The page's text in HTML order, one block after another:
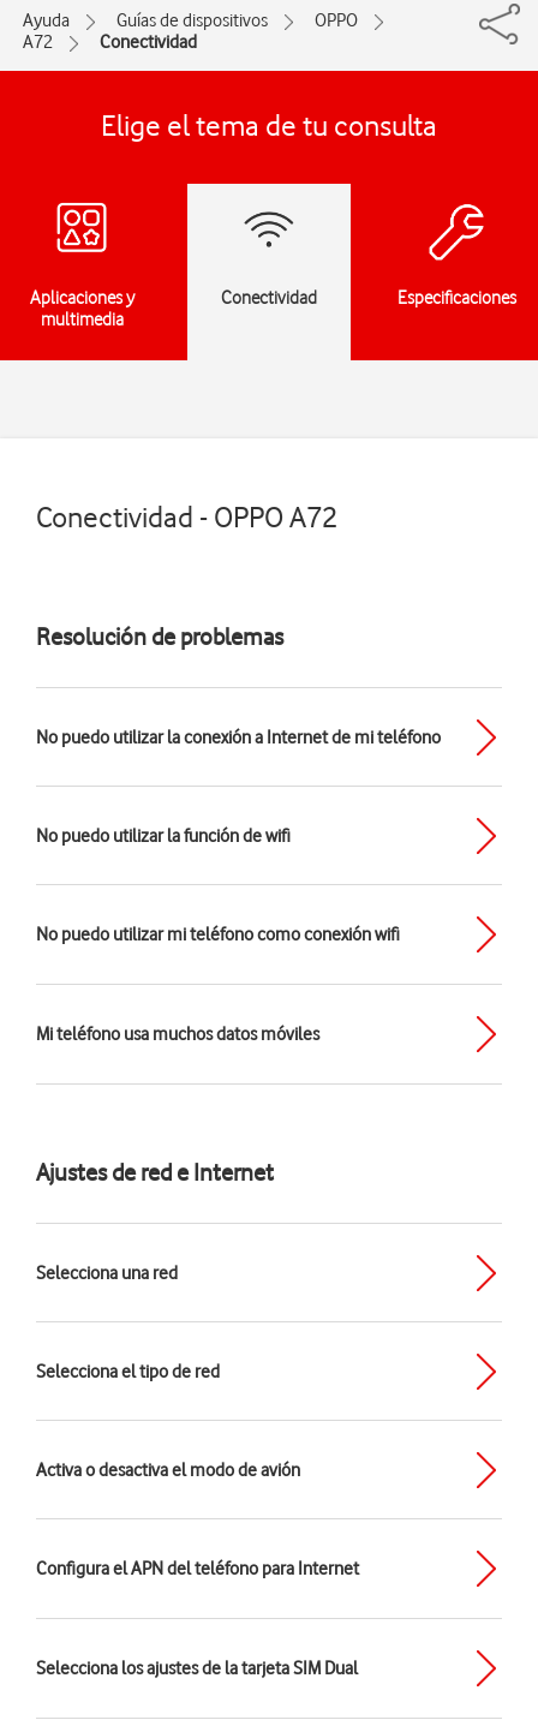
Ayuda Guías de dispositivos
OPPO
A72
Conectividad
Elige el tema de tu consulta
Aplicaciones y
multimedia
Conectividad Especificaciones
Conectividad - OPPO A72
Resolución de problemas
No puedo utilizar la conexión a Internet de mi teléfono
No puedo utilizar la función de wifi
No puedo utilizar mi teléfono como conexión wifi
Mi teléfono usa muchos datos móviles
Ajustes de red e Internet
Selecciona una red
Selecciona el tipo de red
Activa o desactiva el modo de avión
Configura el APN del teléfono para Internet
Selecciona los ajustes de la tarjeta SIM Dual